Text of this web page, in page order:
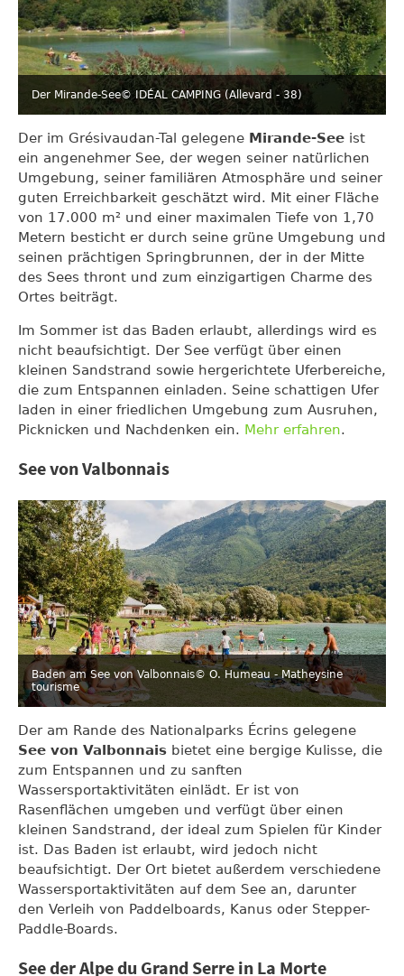
Der Mirande-See© IDÉAL CAMPING (Allevard - 38)
Der im Grésivaudan-Tal gelegene Mirande-See ist
ein angenehmer See, der wegen seiner natürlichen
Umgebung, seiner familiären Atmosphäre und seiner
guten Erreichbarkeit geschätzt wird. Mit einer Fläche
von 17.000 m² und einer maximalen Tiefe von 1,70
Metern besticht er durch seine grüne Umgebung und
seinen prächtigen Springbrunnen, der in der Mitte
des Sees thront und zum einzigartigen Charme des
Ortes beiträgt.
Im Sommer ist das Baden erlaubt, allerdings wird es
nicht beaufsichtigt. Der See verfügt über einen
kleinen Sandstrand sowie hergerichtete Uferbereiche,
die zum Entspannen einladen. Seine schattigen Ufer
laden in einer friedlichen Umgebung zum Ausruhen,
Picknicken und Nachdenken ein. Mehr erfahren.
See von Valbonnais
Baden am See von Valbonnais© O. Humeau - Matheysine
tourisme
Der am Rande des Nationalparks Écrins gelegene
See von Valbonnais bietet eine bergige Kulisse, die
zum Entspannen und zu sanften
Wassersportaktivitäten einlädt. Er ist von
Rasenflächen umgeben und verfügt über einen
kleinen Sandstrand, der ideal zum Spielen für Kinder
ist. Das Baden ist erlaubt, wird jedoch nicht
beaufsichtigt. Der Ort bietet außerdem verschiedene
Wassersportaktivitäten auf dem See an, darunter
den Verleih von Paddelboards, Kanus oder Stepper-
Paddle-Boards.
See der Alpe du Grand Serre in La Morte